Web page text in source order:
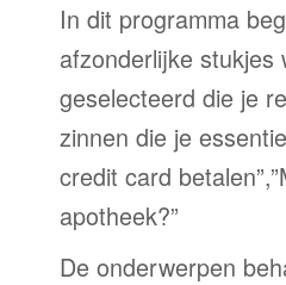
In dit programma
afzonderlijke stukjes
geselecteerd die je
zinnen die je
credit card
apotheek?”
De onderwerpen